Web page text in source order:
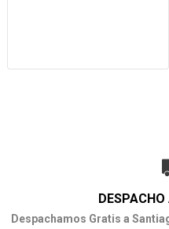
Despachamos Gratis a